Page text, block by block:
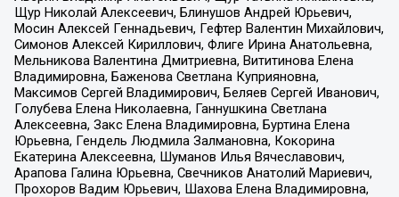
Щур Николай Алексеевич, Блинушов Андрей Юрьевич,
Мосин Алексей Геннадьевич, Гефтер Валентин Михайлович,
Симонов Алексей Кириллович, Флиге Ирина Анатольевна,
Мельникова Валентина Дмитриевна, Вититинова Елена
Владимировна, Баженова Светлана Куприяновна,
Максимов Сергей Владимирович, Беляев Сергей Иванович,
Голубева Елена Николаевна, Ганнушкина Светлана
Алексеевна, Закс Елена Владимировна, Буртина Елена
Юрьевна, Гендель Людмила Залмановна, Кокорина
Екатерина Алексеевна, Шуманов Илья Вячеславович,
Арапова Галина Юрьевна, Свечников Анатолий Мариевич,
Прохоров Вадим Юрьевич, Шахова Елена Владимировна,